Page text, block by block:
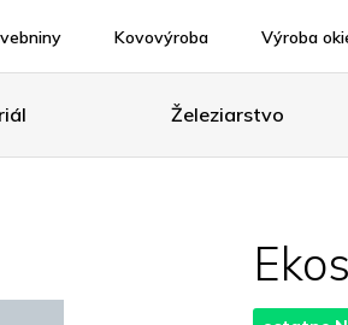
Kovovýroba Výroba
Železiarstvo